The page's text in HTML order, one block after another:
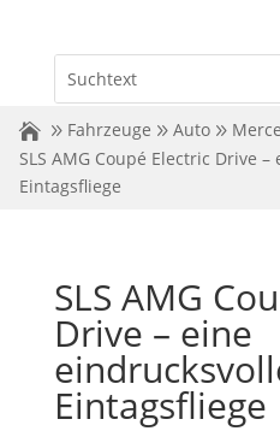
Fahrzeuge Auto
SLS AMG Coupé Electric Drive
Eintagsfliege
SLS AMG
Drive – eine
Eintagsfliege